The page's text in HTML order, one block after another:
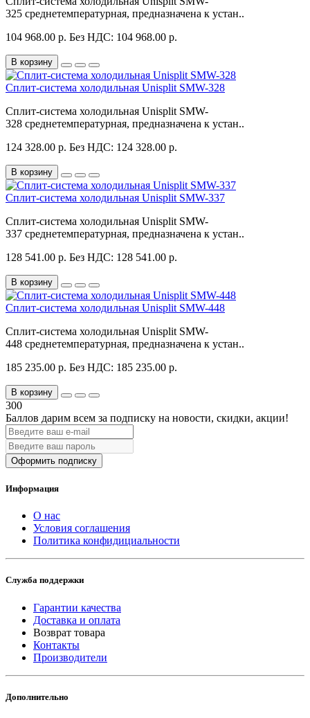
325 среднетемпературная, предназначена к устан..
104 968.00 р. Без НДС: 104 968.00 р.
В корзину
Сплит-система холодильная Unisplit SMW-328
Сплит-система холодильная Unisplit SMW-
328 среднетемпературная, предназначена к устан..
124 328.00 р. Без НДС: 124 328.00 р.
В корзину
Сплит-система холодильная Unisplit SMW-337
Сплит-система холодильная Unisplit SMW-
337 среднетемпературная, предназначена к устан..
128 541.00 р. Без НДС: 128 541.00 р.
В корзину
Сплит-система холодильная Unisplit SMW-448
Сплит-система холодильная Unisplit SMW-
448 среднетемпературная, предназначена к устан..
185 235.00 р. Без НДС: 185 235.00 р.
В корзину
300
Баллов дарим всем за подписку на новости, скидки, акции!
Оформить подписку
Информация
О нас
Условия соглашения
Политика конфидициальности
Служба поддержки
Гарантии качества
Доставка и оплата
Возврат товара
Контакты
Производители
Дополнительно